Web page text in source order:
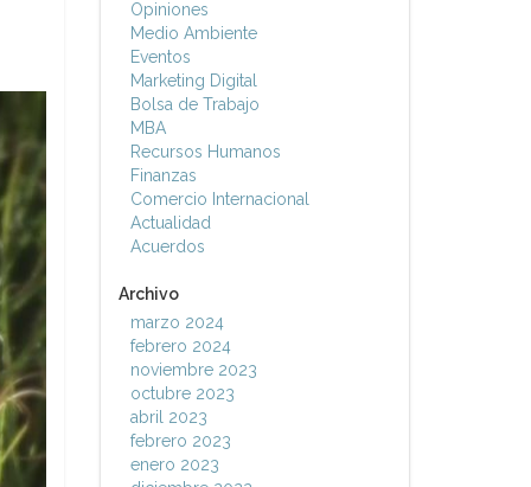
Opiniones
Medio Ambiente
Eventos
Marketing Digital
Bolsa de Trabajo
MBA
Recursos Humanos
Finanzas
Comercio Internacional
Actualidad
Acuerdos
Archivo
marzo 2024
febrero 2024
noviembre 2023
octubre 2023
abril 2023
febrero 2023
enero 2023